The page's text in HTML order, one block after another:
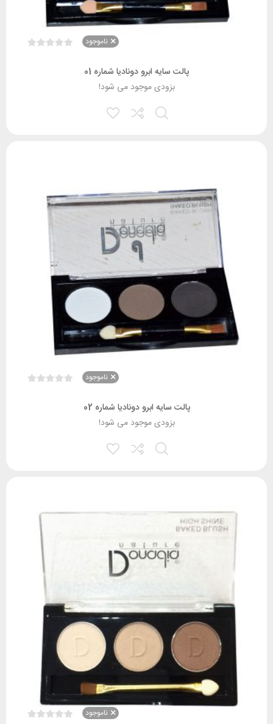
ناموجود
پالت سایه ابرو دونادیا شماره 01
بزودی موجود می شود!
ناموجود
پالت سایه ابرو دونادیا شماره 02
بزودی موجود می شود!
ناموجود